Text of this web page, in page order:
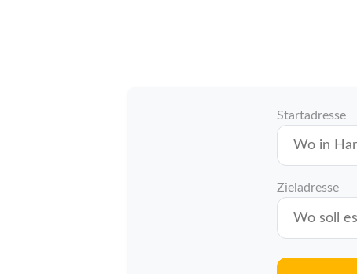
Startadresse
Zieladresse